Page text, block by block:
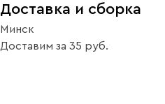
Доставка и сборка
Минск
Доставим за 35